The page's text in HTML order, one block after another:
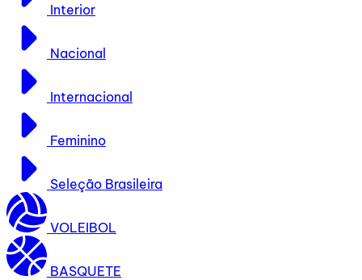
Interior
Nacional
Internacional
Feminino
Seleção Brasileira
VOLEIBOL
BASQUETE